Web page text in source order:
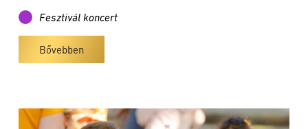
Fesztivál koncert
Bővebben